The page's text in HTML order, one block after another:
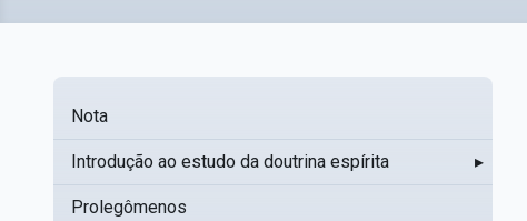
Nota
Introdução ao estudo da doutrina espírita ▸
Prolegômenos